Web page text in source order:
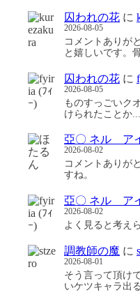
囚われの花 に
2026-08-05
コメントありが
と嬉しいです。
囚われの花 に
2026-08-05
ものすっごいク
けられたことか...
亞〇 ネル ア
2026-08-02
コメントありが
すね。
亞〇 ネル ア
2026-08-02
よく見ると考え
調教師の魔 に
2026-08-01
そう言って頂け
いケツキャラ出